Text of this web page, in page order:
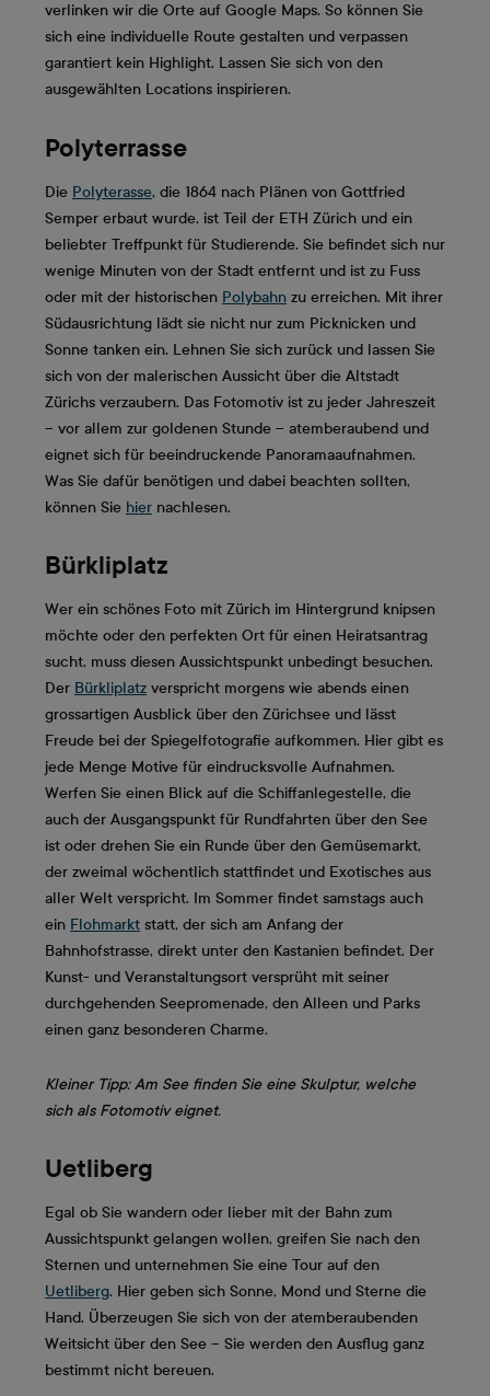
verlinken wir die Orte auf Google Maps. So können Sie
sich eine individuelle Route gestalten und verpassen
garantiert kein Highlight. Lassen Sie sich von den
ausgewählten Locations inspirieren.
Polyterrasse
Die Polyterasse, die 1864 nach Plänen von Gottfried
Semper erbaut wurde, ist Teil der ETH Zürich und ein
beliebter Treffpunkt für Studierende. Sie befindet sich nur
wenige Minuten von der Stadt entfernt und ist zu Fuss
oder mit der historischen Polybahn zu erreichen. Mit ihrer
Südausrichtung lädt sie nicht nur zum Picknicken und
Sonne tanken ein. Lehnen Sie sich zurück und lassen Sie
sich von der malerischen Aussicht über die Altstadt
Zürichs verzaubern. Das Fotomotiv ist zu jeder Jahreszeit
– vor allem zur goldenen Stunde – atemberaubend und
eignet sich für beeindruckende Panoramaaufnahmen.
Was Sie dafür benötigen und dabei beachten sollten,
können Sie hier nachlesen.
Bürkliplatz
Wer ein schönes Foto mit Zürich im Hintergrund knipsen
möchte oder den perfekten Ort für einen Heiratsantrag
sucht, muss diesen Aussichtspunkt unbedingt besuchen.
Der Bürkliplatz verspricht morgens wie abends einen
grossartigen Ausblick über den Zürichsee und lässt
Freude bei der Spiegelfotografie aufkommen. Hier gibt es
jede Menge Motive für eindrucksvolle Aufnahmen.
Werfen Sie einen Blick auf die Schiffanlegestelle, die
auch der Ausgangspunkt für Rundfahrten über den See
ist oder drehen Sie ein Runde über den Gemüsemarkt,
der zweimal wöchentlich stattfindet und Exotisches aus
aller Welt verspricht. Im Sommer findet samstags auch
ein Flohmarkt statt, der sich am Anfang der
Bahnhofstrasse, direkt unter den Kastanien befindet. Der
Kunst- und Veranstaltungsort versprüht mit seiner
durchgehenden Seepromenade, den Alleen und Parks
einen ganz besonderen Charme.
Kleiner Tipp: Am See finden Sie eine Skulptur, welche
sich als Fotomotiv eignet.
Uetliberg
Egal ob Sie wandern oder lieber mit der Bahn zum
Aussichtspunkt gelangen wollen, greifen Sie nach den
Sternen und unternehmen Sie eine Tour auf den
Uetliberg. Hier geben sich Sonne, Mond und Sterne die
Hand. Überzeugen Sie sich von der atemberaubenden
Weitsicht über den See – Sie werden den Ausflug ganz
bestimmt nicht bereuen.